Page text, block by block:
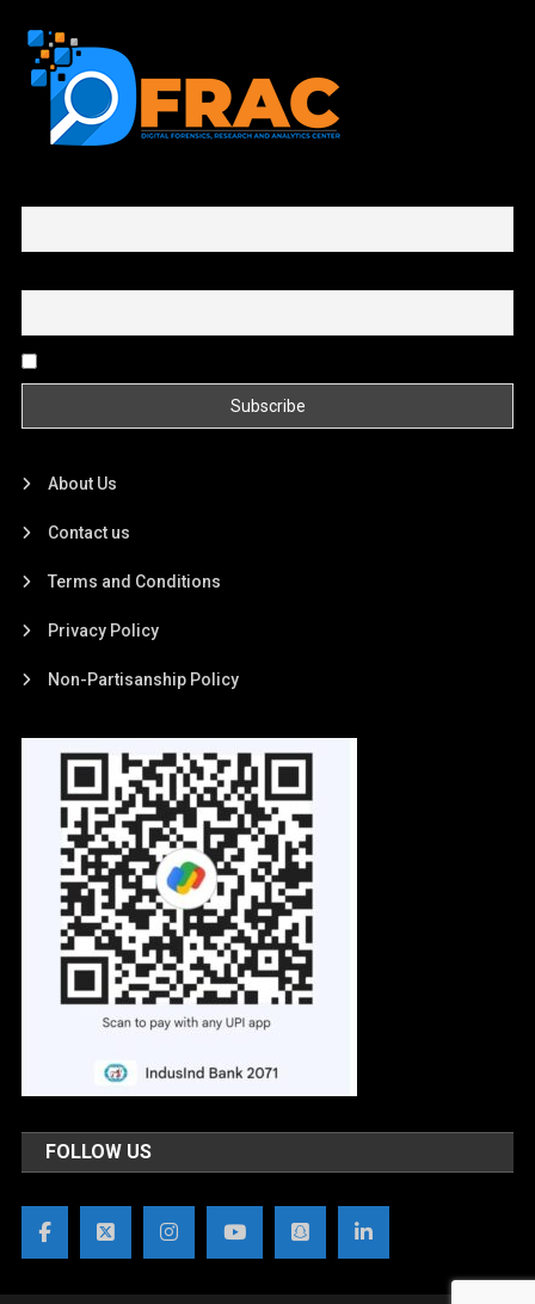
About Us
Contact us
Terms and Conditions
Privacy Policy
Non-Partisanship Policy
FOLLOW US